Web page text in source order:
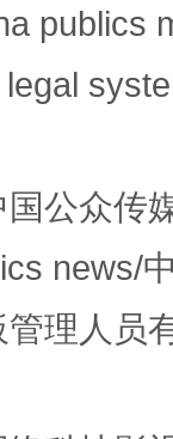
publics
公众传
news/
理人员